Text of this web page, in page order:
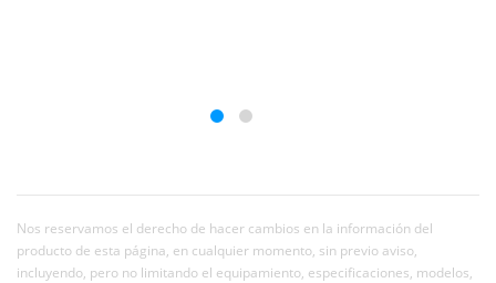
Nos reservamos el derecho de hacer cambios en la información del
producto de esta página, en cualquier momento, sin previo aviso,
incluyendo, pero no limitando el equipamiento, especificaciones, modelos,